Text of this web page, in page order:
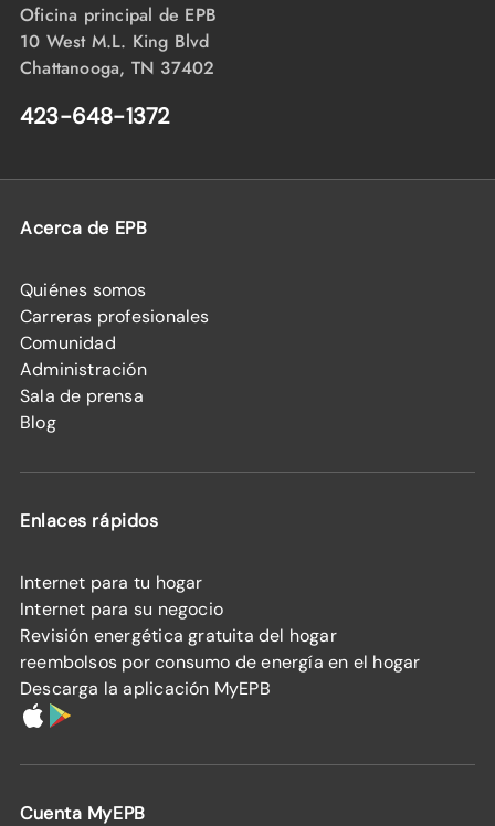
Oficina principal de EPB
10 West M.L. King Blvd
Chattanooga, TN 37402
423-648-1372
Acerca de EPB
Quiénes somos
Carreras profesionales
Comunidad
Administración
Sala de prensa
Blog
Enlaces rápidos
Internet para tu hogar
Internet para su negocio
Revisión energética gratuita del hogar
reembolsos por consumo de energía en el hogar
Descarga la aplicación MyEPB
Cuenta MyEPB